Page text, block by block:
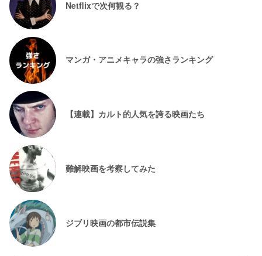
Netflixで次何観る？
マンガ・アニメキャラの強さランキング
【連載】カルト的人気を誇る映画たち
難解映画を考察してみた
ジブリ映画の都市伝説集